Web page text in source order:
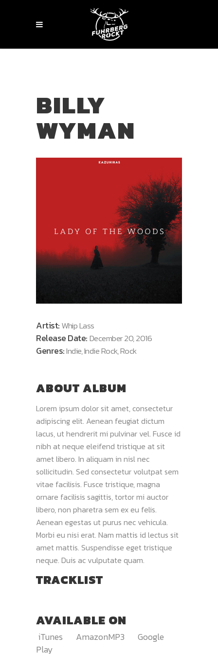
BILLY
WYMAN
Artist:Whip Lass
Release Date:December 20, 2016
Genres:Indie, Indie Rock, Rock
ABOUT ALBUM
Lorem ipsum dolor sit amet, consectetur
adipiscing elit. Aenean feugiat dictum
lacus, ut hendrerit mi pulvinar vel. Fusce id
nibh at neque eleifend tristique at sit
amet libero. In aliquam in nisl nec
sollicitudin. Sed consectetur volutpat sem
vitae facilisis. Fusce tristique, magna
ornare facilisis sagittis, tortor mi auctor
libero, non pharetra sem ex eu felis.
Aenean egestas ut purus nec vehicula.
Morbi eu nisi erat. Nam mattis id lectus sit
amet mattis. Suspendisse eget tristique
neque. Duis ac vulputate quam.
TRACKLIST
AVAILABLE ON
iTunes AmazonMP3
Google
Play